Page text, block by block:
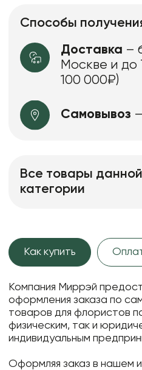
Способы
Доставка –
Москве и до
100 000₽)
Самовывоз
Все товары данной
категории
Как купить
Компания Миррэй
оформления заказа по
товаров для флористов
физическим, так и
индивидуальным
Оформляя заказ в нашем